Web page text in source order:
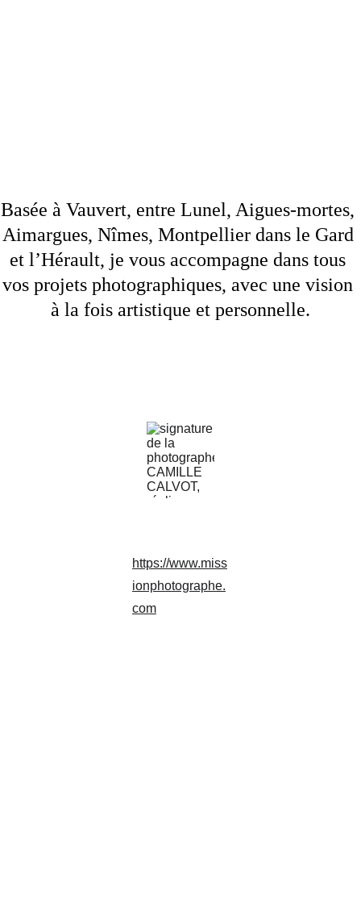
Basée à Vauvert, entre Lunel, Aigues-mortes,
Aimargues, Nîmes, Montpellier dans le Gard
et l’Hérault, je vous accompagne dans tous
vos projets photographiques, avec une vision
à la fois artistique et personnelle.
https://www.miss
ionphotographe.
com